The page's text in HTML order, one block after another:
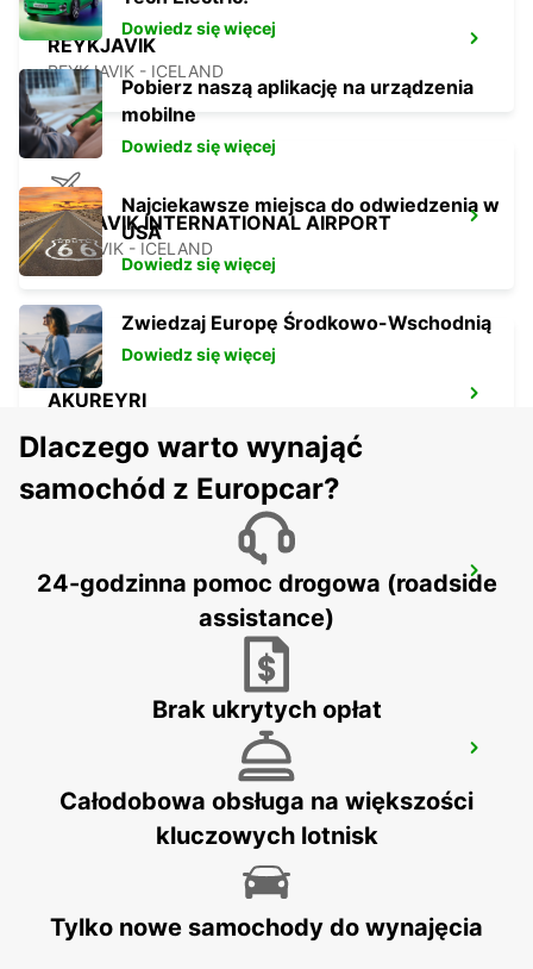
REYKJAVIK
REYKJAVIK - ICELAND
KEFLAVIK INTERNATIONAL AIRPORT
KEFLAVIK - ICELAND
AKUREYRI
AKUREYRI HARBOUR
AKUREYRI - ICELAND
Dowiedz się więcej
Pobierz naszą aplikację na urządzenia
mobilne
Dowiedz się więcej
Najciekawsze miejsca do odwiedzenia w
USA
Dowiedz się więcej
Zwiedzaj Europę Środkowo-Wschodnią
Dowiedz się więcej
Dlaczego warto wynająć
samochód z Europcar?
24-godzinna pomoc drogowa (roadside
assistance)
Brak ukrytych opłat
Całodobowa obsługa na większości
kluczowych lotnisk
Tylko nowe samochody do wynajęcia